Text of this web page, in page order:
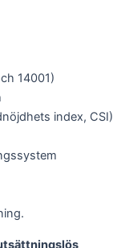
14001)
index, CSI)